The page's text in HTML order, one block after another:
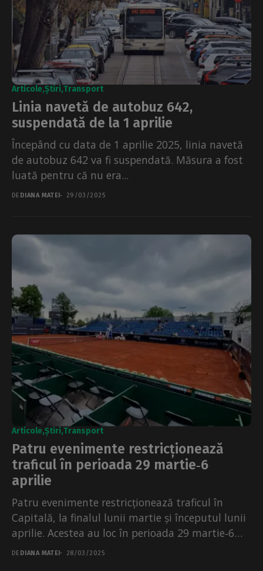
Articole Știri Transport
Linia navetă de autobuz 642,
suspendată de la 1 aprilie
Începând cu data de 1 aprilie 2025, linia navetă
de autobuz 642 va fi suspendată. Măsura a fost
luată pentru că nu era...
DE DIANA MATEI 29/03/2025
Articole Știri Transport
Patru evenimente restricționează
traficul în perioada 29 martie‑6
aprilie
Patru evenimente restricționează traficul în
Capitală, la finalul lunii martie și începutul lunii
aprilie. Acestea au loc în perioada 29 martie‑6
aprilie. În...
DE DIANA MATEI 28/03/2025